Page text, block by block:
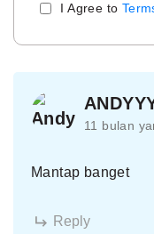
I Agree to
11 bulan
Mantap banget
Reply